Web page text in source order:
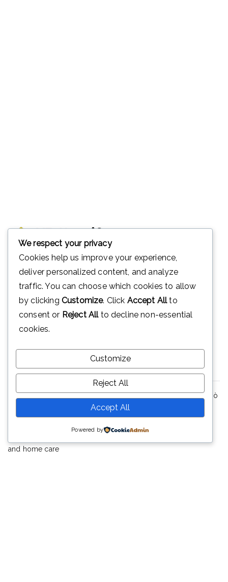
Ini adalah website resmi Madrasah Tsanawiyah Negeri 2
Purwakarta.
Alamat Jl Warung Kandang Plered Purwakarta
Latest Posts
Gestire il tuo bankroll consigli pratici per i giocatori nel casinò
SendiDoc’s proven supplements: your ally in joint pain relief
and home care
We respect your privacy
Cookies help us improve your experience,
deliver personalized content, and analyze
traffic. You can choose which cookies to allow
by clicking Customize. Click Accept Allto
consent or Reject Allto decline non-essential
cookies.
Customize
Reject All
Accept All
Powered by